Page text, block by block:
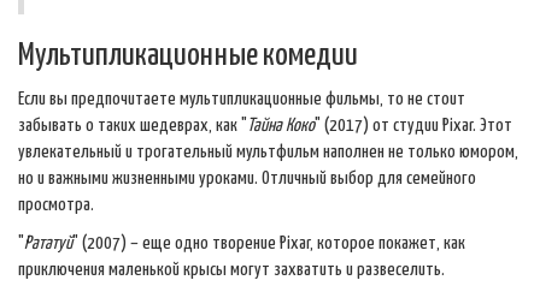
Мультипликационные комедии
Если вы предпочитаете мультипликационные фильмы, то не стоит
забывать о таких шедеврах, как " Тайна Коко" (2017) от студии Pixar. Этот
увлекательный и трогательный мультфильм наполнен не только юмором,
но и важными жизненными уроками. Отличный выбор для семейного
просмотра.
"Рататуй" (2007) – еще одно творение Pixar, которое покажет, как
приключения маленькой крысы могут захватить и развеселить.